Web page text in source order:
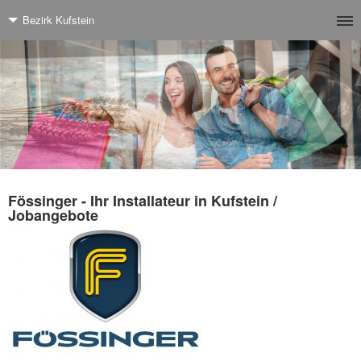
Bezirk Kufstein
Fössinger - Ihr Installateur in Kufstein /
Jobangebote